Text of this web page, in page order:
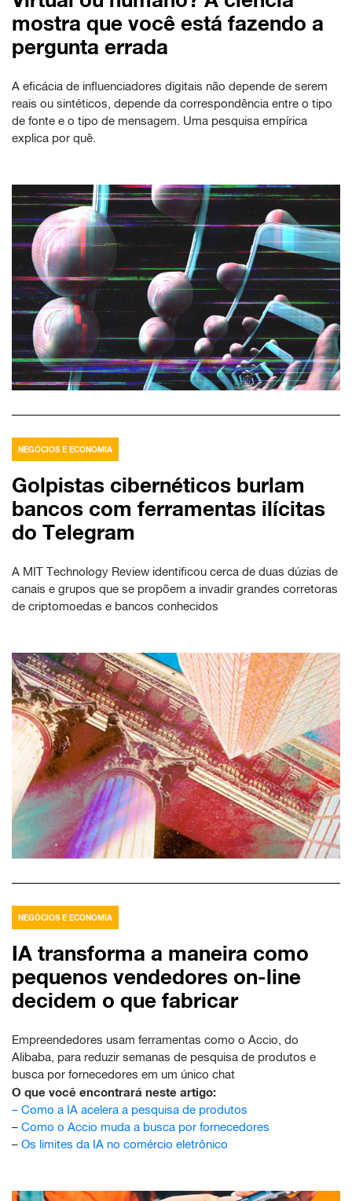
mostra que você está fazendo a
pergunta errada
A eficácia de influenciadores digitais não depende de serem
reais ou sintéticos, depende da correspondência entre o tipo
de fonte e o tipo de mensagem. Uma pesquisa empírica
explica por quê.
NEGÓCIOS E ECONOMIA
Golpistas cibernéticos burlam
bancos com ferramentas ilícitas
do Telegram
A MIT Technology Review identificou cerca de duas dúzias de
canais e grupos que se propõem a invadir grandes corretoras
de criptomoedas e bancos conhecidos
NEGÓCIOS E ECONOMIA
IA transforma a maneira como
pequenos vendedores on-line
decidem o que fabricar
Empreendedores usam ferramentas como o Accio, do
Alibaba, para reduzir semanas de pesquisa de produtos e
busca por fornecedores em um único chat
O que você encontrará neste artigo:
– Como a IA acelera a pesquisa de produtos
– Como o Accio muda a busca por fornecedores
– Os limites da IA no comércio eletrônico